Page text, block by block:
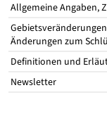
Allgemeine Angaben,
Änderungen zum
Definitionen und
Newsletter